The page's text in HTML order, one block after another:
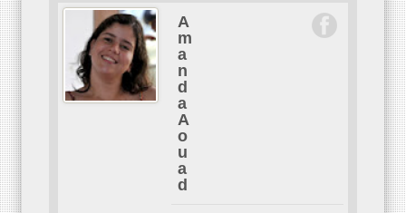
A
m
a
n
d
a
A
o
u
a
d